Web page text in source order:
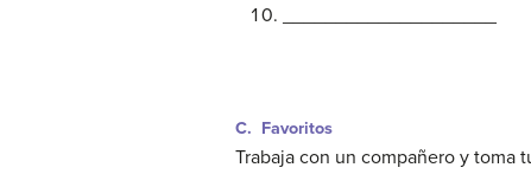
C. Favoritos
Trabaja con un compañero y toma